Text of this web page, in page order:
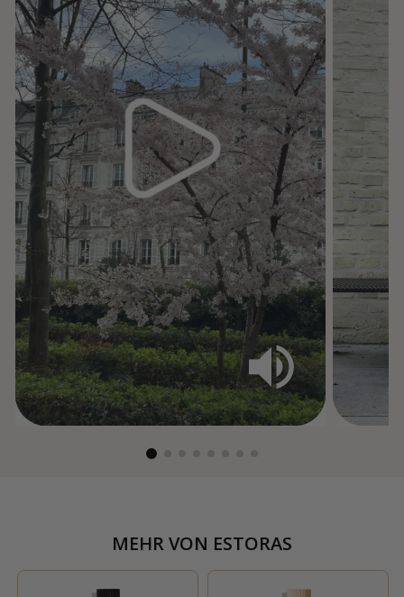
MEHR VON ESTORAS